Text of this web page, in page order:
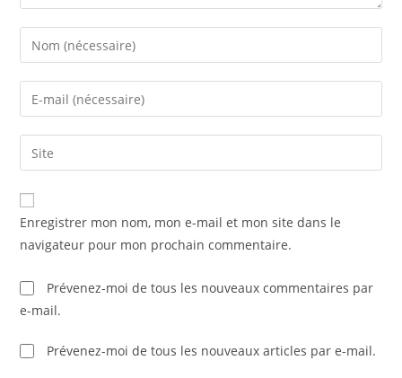
Enter
your
name
comment
Enter
your
email
address
comment
Saisir
l’URL
de
votre
(facultatif)
Enregistrer mon nom, mon e-mail et mon site dans le
navigateur pour mon prochain commentaire.
Prévenez-moi de tous les nouveaux commentaires par
e-mail.
Prévenez-moi de tous les nouveaux articles par e-mail.